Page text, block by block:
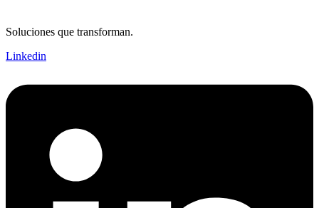
Soluciones que transforman.
Linkedin